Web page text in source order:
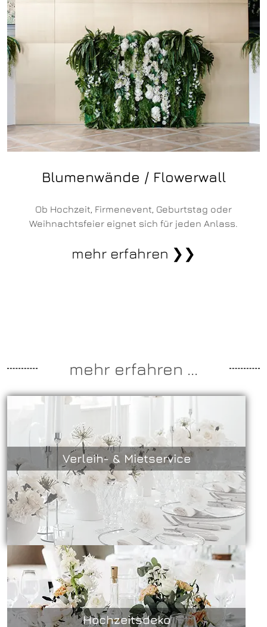
Blumenwände / Flowerwall
Ob Hochzeit, Firmenevent, Geburtstag oder
Weihnachtsfeier eignet sich für jeden Anlass.
mehr erfahren
mehr erfahren ...
Verleih- & Mietservice
Hochzeitsdeko